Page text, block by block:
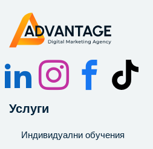
Услуги
Индивидуални обучения